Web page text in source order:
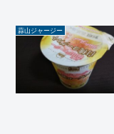
蒜山ジャージー